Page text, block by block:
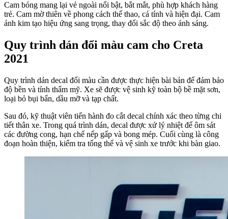
Cam bóng mang lại vẻ ngoài nổi bật, bắt mắt, phù hợp khách hàng
trẻ. Cam mờ thiên về phong cách thể thao, cá tính và hiện đại. Cam
ánh kim tạo hiệu ứng sang trọng, thay đổi sắc độ theo ánh sáng.
Quy trình dán đổi màu cam cho Creta
2021
Quy trình dán decal đổi màu cần được thực hiện bài bản để đảm bảo
độ bền và tính thẩm mỹ. Xe sẽ được vệ sinh kỹ toàn bộ bề mặt sơn,
loại bỏ bụi bẩn, dầu mỡ và tạp chất.
Sau đó, kỹ thuật viên tiến hành đo cắt decal chính xác theo từng chi
tiết thân xe. Trong quá trình dán, decal được xử lý nhiệt để ôm sát
các đường cong, hạn chế nếp gấp và bong mép. Cuối cùng là công
đoạn hoàn thiện, kiểm tra tổng thể và vệ sinh xe trước khi bàn giao.